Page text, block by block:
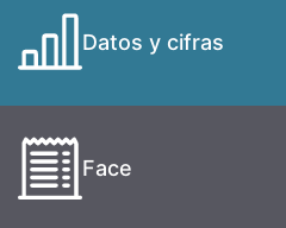
Datos y cifras
Face